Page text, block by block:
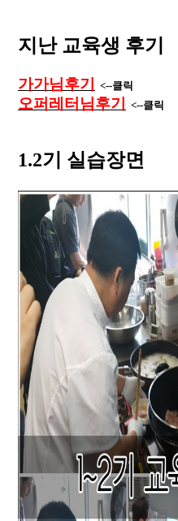
지난 교육생 후기
가가님후기 <--클릭
오퍼레터님후기 <--클릭
1.2기 실습장면